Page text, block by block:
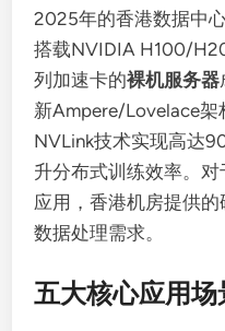
2025年的香港数据中
搭载NVIDIA H100/
列加速卡的裸机服务器
新Ampere/Lovelace架
NVLink技术实现高达
升分布式训练效率。对
应用，香港机房提供
数据处理需求。
五大核心应用场